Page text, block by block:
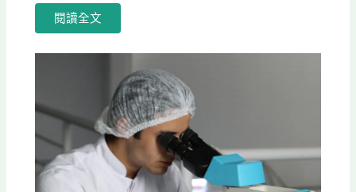
閱讀全文